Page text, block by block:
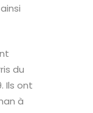
du
Ils ont
à